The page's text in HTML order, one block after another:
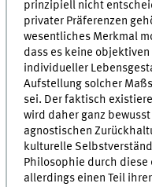
prinzipiell nicht
privater Präferenzen
wesentliches Merkmal
dass es keine
individueller
Aufstellung solcher
sei. Der faktisch
wird daher ganz
agnostischen
kulturelle
Philosophie durch
allerdings einen Teil